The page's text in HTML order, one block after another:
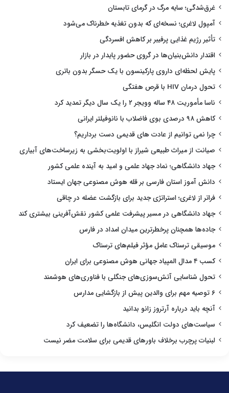
غرق‌شدگی؛ سایه مرگ در گرمای تابستان
آمپول لاغری؛ نسخه‌ای که بدون تغذیه خطرناک می‌شود
تأثیر رژیم غذایی پرفیبر بر کاهش افسردگی
اقتدار دانش‌بنیان‌ها در گروی حضور پایدار در بازار
پایش لحظه‌ای داروی پارکینسون با یک حسگر بدون باتری
تحول درمان HIV با قرص هفتگی
ناسا مأموریت ۴۸ ساله وویجر ۲ را یک سال دیگر تمدید کرد
کاهش ۹۸ درصدی بوی فاضلاب با نانوفیلتر ایرانی
چرا نمی توانیم از عادت های قدیمی دست برداریم؟
صیانت از میراث طبیعی شیراز با اولویت‌بخشی به زیرساخت‌های آبیاری
جهاد دانشگاهی؛ نماد جهاد علمی و امید به آینده علمی کشور
دانش آموز استان فارسی بر قله هوش مصنوعی جهان ایستاد
فراتر از لاغری؛ استراتژی جدید برای بازگشت عضله در چاقی
جهاد دانشگاهی در مسیر پیشرفت علمی کشور نقش‌آفرینی بیشتری کند
جاده‌ها همچنان پرخطرترین میدان امداد در فارس
موسیقی ترسناک عامل مؤثر فیلم‌های ترسناک
کسب ۴ مدال المپیاد جهانی هوش مصنوعی برای ایران
تحول شناسایی آتش‌سوزی‌های جنگلی با فناوری‌های هوشمند
۶ توصیه مهم برای والدین پیش از بازگشایی مدارس
آنچه باید درباره آرتروز زانو بدانید
سیاست‌های دولت انگلیس، دانشگاه‌ها را تضعیف کرد
لبنیات پرچرب برخلاف باورهای قدیمی برای سلامت مضر نیست